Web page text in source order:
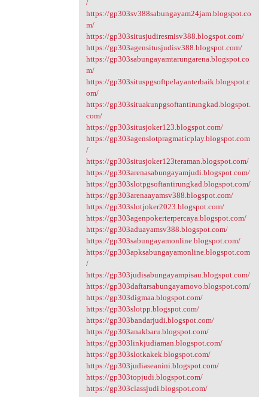
/
https://gp303sv388sabungayam24jam.blogspot.co
m/
https://gp303situsjudiresmisv388.blogspot.com/
https://gp303agensitusjudisv388.blogspot.com/
https://gp303sabungayamtarungarena.blogspot.co
m/
https://gp303situspgsoftpelayanterbaik.blogspot.c
om/
https://gp303situakunpgsoftantirungkad.blogspot.
com/
https://gp303situsjoker123.blogspot.com/
https://gp303agenslotpragmaticplay.blogspot.com
/
https://gp303situsjoker123teraman.blogspot.com/
https://gp303arenasabungayamjudi.blogspot.com/
https://gp303slotpgsoftantirungkad.blogspot.com/
https://gp303arenaayamsv388.blogspot.com/
https://gp303slotjoker2023.blogspot.com/
https://gp303agenpokerterpercaya.blogspot.com/
https://gp303aduayamsv388.blogspot.com/
https://gp303sabungayamonline.blogspot.com/
https://gp303apksabungayamonline.blogspot.com
/
https://gp303judisabungayampisau.blogspot.com/
https://gp303daftarsabungayamovo.blogspot.com/
https://gp303digmaa.blogspot.com/
https://gp303slotpp.blogspot.com/
https://gp303bandarjudi.blogspot.com/
https://gp303anakbaru.blogspot.com/
https://gp303linkjudiaman.blogspot.com/
https://gp303slotkakek.blogspot.com/
https://gp303judiaseanini.blogspot.com/
https://gp303topjudi.blogspot.com/
https://gp303classjudi.blogspot.com/